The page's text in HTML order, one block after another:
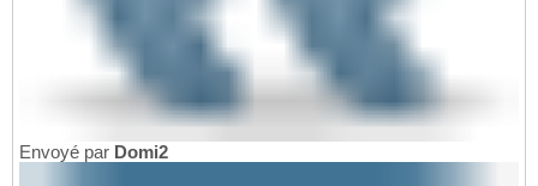
Envoyé par Domi2